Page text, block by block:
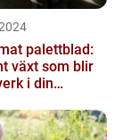
palettblad:
växt som blir
i din